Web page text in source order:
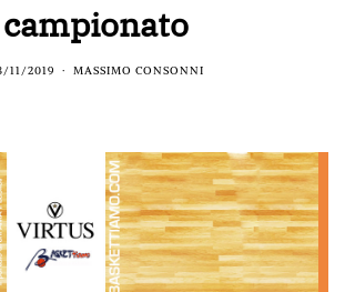
campionato
11/2019 MASSIMO CONSONNI